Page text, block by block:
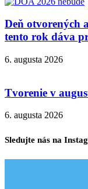
Deň otvorených
tento rok dáva
6. augusta 2026
Tvorenie v
6. augusta 2026
Sledujte nás na